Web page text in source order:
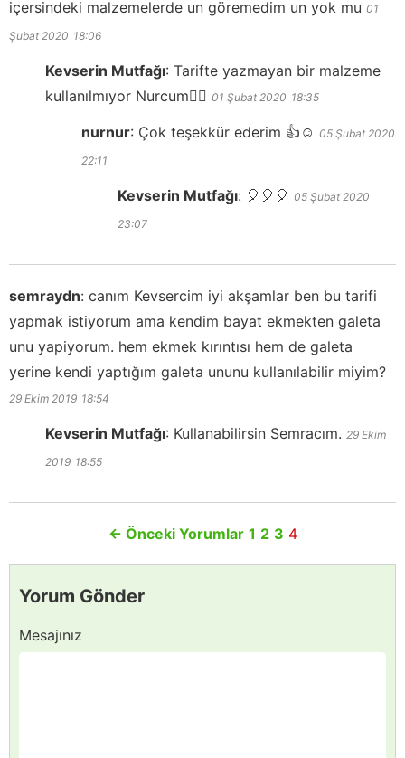
içersindeki malzemelerde un göremedim un yok mu 01
Şubat 2020 18:06
Kevserin Mutfağı: Tarifte yazmayan bir malzeme
kullanılmıyor Nurcum👍🏻 01 Şubat 2020 18:35
nurnur: Çok teşekkür ederim 👍☺️ 05 Şubat 2020
22:11
Kevserin Mutfağı: 🎈🎈🎈 05 Şubat 2020
23:07
semraydn: canım Kevsercim iyi akşamlar ben bu tarifi
yapmak istiyorum ama kendim bayat ekmekten galeta
unu yapiyorum. hem ekmek kırıntısı hem de galeta
yerine kendi yaptığım galeta ununu kullanılabilir miyim?
29 Ekim 2019 18:54
Kevserin Mutfağı: Kullanabilirsin Semracım. 29 Ekim
2019 18:55
← Önceki Yorumlar 1 2 3 4
Yorum Gönder
Mesajınız